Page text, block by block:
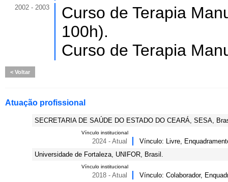
2002 - 2003
Curso de Terapia
100h).
Curso de Terapia
Voltar
Atuação profissional
SECRETARIA DE SAÚDE DO ESTADO DO CEARÁ, SESA,
Vínculo institucional
2024 - Atual
Vínculo: Livre,
Universidade de Fortaleza, UNIFOR, Brasil.
Vínculo institucional
2018 - Atual Vínculo: Colaborador,